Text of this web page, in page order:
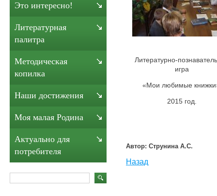
Литературно-
игра
«Мои любимые
2015 год.
Автор: Струнина А.С.
Назад
Это интересно!
Литературная
палитра
Методическая
копилка
Наши достижения
Моя малая Родина
Актуально для
потребителя